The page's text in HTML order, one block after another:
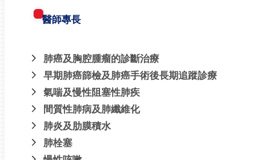
醫師專長
肺癌及胸腔腫瘤的診斷治療
早期肺癌篩檢及肺癌手術後長期追蹤診療
氣喘及慢性阻塞性肺疾
間質性肺病及肺纖維化
肺炎及肋膜積水
肺栓塞